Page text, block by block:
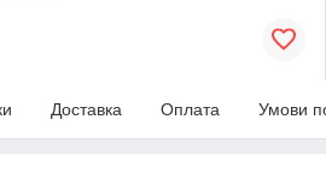
Доставка Оплата Умови